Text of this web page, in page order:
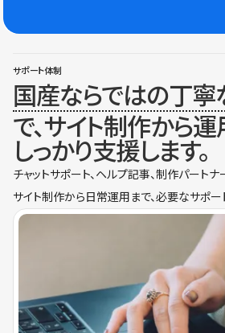
サポート体制
国産ならではの丁寧
で、サイト制作から
しっかり支援します。
チャットサポート、ヘルプ記事、制作パートナ
サイト制作から日常運用まで、必要なサポー